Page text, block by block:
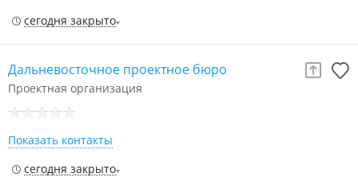
сегодня закрыто
Дальневосточное проектное бюро
Проектная организация
Показать контакты
сегодня закрыто